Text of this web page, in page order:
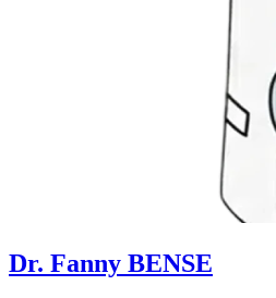
Dr. Fanny BENSE